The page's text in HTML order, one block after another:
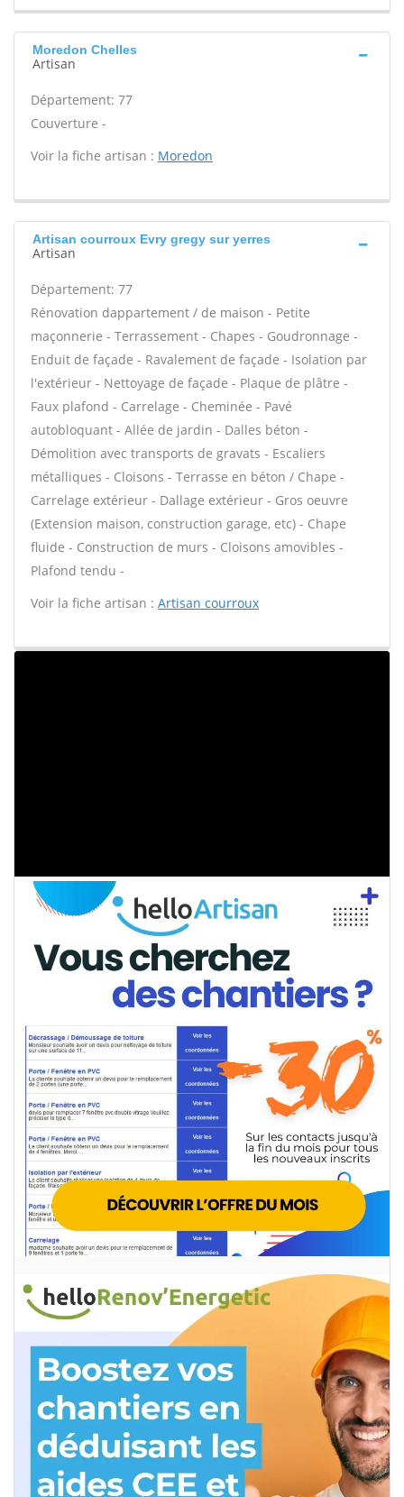
Moredon Chelles
Artisan
Département: 77
Couverture -
Voir la fiche artisan : Moredon
Artisan courroux Evry gregy sur yerres
Artisan
Département: 77
Rénovation dappartement / de maison - Petite
maçonnerie - Terrassement - Chapes - Goudronnage -
Enduit de façade - Ravalement de façade - Isolation par
l'extérieur - Nettoyage de façade - Plaque de plâtre -
Faux plafond - Carrelage - Cheminée - Pavé
autobloquant - Allée de jardin - Dalles béton -
Démolition avec transports de gravats - Escaliers
métalliques - Cloisons - Terrasse en béton / Chape -
Carrelage extérieur - Dallage extérieur - Gros oeuvre
(Extension maison, construction garage, etc) - Chape
fluide - Construction de murs - Cloisons amovibles -
Plafond tendu -
Voir la fiche artisan : Artisan courroux